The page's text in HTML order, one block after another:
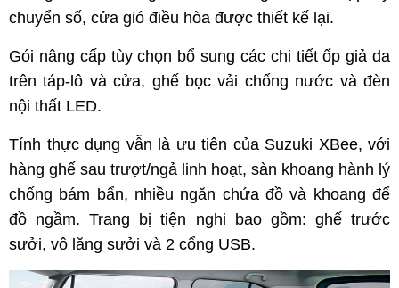
chuyển số, cửa gió điều hòa được thiết kế lại.
Gói nâng cấp tùy chọn bổ sung các chi tiết ốp giả da
trên táp-lô và cửa, ghế bọc vải chống nước và đèn
nội thất LED.
Tính thực dụng vẫn là ưu tiên của Suzuki XBee, với
hàng ghế sau trượt/ngả linh hoạt, sàn khoang hành lý
chống bám bẩn, nhiều ngăn chứa đồ và khoang để
đồ ngầm. Trang bị tiện nghi bao gồm: ghế trước
sưởi, vô lăng sưởi và 2 cổng USB.